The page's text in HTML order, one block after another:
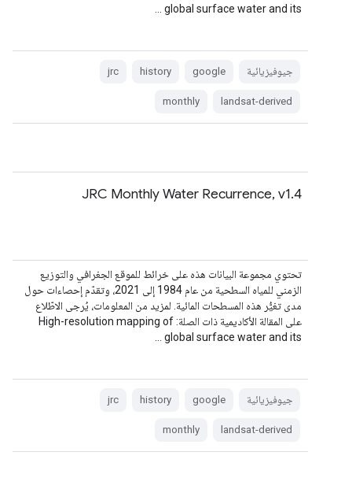
global surface water and its …
جيوفيزيائية google
history
jrc
landsat-derived
monthly
JRC Monthly Water Recurrence, v1.4
تحتوي مجموعة البيانات هذه على خرائط للموقع الجغرافي والتوزيع
الزمني للمياه السطحية من عام 1984 إلى 2021، وتقدّم إحصاءات حول
مدى تغيُّر هذه المسطحات المائية. لمزيد من المعلومات، يُرجى الاطّلاع
على المقالة الأكاديمية ذات الصلة: High-resolution mapping of
global surface water and its …
جيوفيزيائية google
history
jrc
landsat-derived
monthly